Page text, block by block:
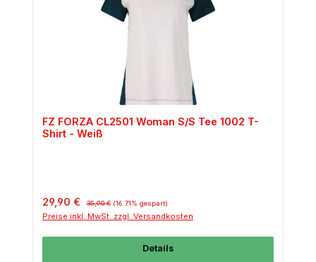
FZ FORZA CL2501 Woman S/S Tee 1002 T-
Shirt - Weiß
Verkaufspreis:
29,90 € 35,90 € (16.71% gespart)
Preise inkl. MwSt. zzgl. Versandkosten
Details